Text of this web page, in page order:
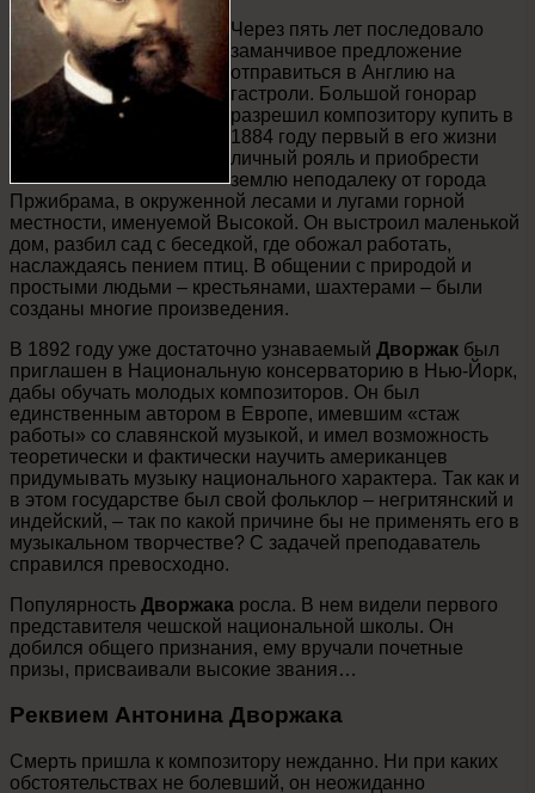
Через пять лет последовало
заманчивое предложение
отправиться в Англию на
гастроли. Большой гонорар
разрешил композитору купить в
1884 году первый в его жизни
личный рояль и приобрести
землю неподалеку от города
Пржибрама, в окруженной лесами и лугами горной
местности, именуемой Высокой. Он выстроил маленькой
дом, разбил сад с беседкой, где обожал работать,
наслаждаясь пением птиц. В общении с природой и
простыми людьми – крестьянами, шахтерами – были
созданы многие произведения.
В 1892 году уже достаточно узнаваемый Дворжак был
приглашен в Национальную консерваторию в Нью-Йорк,
дабы обучать молодых композиторов. Он был
единственным автором в Европе, имевшим «стаж
работы» со славянской музыкой, и имел возможность
теоретически и фактически научить американцев
придумывать музыку национального характера. Так как и
в этом государстве был свой фольклор – негритянский и
индейский, – так по какой причине бы не применять его в
музыкальном творчестве? С задачей преподаватель
справился превосходно.
Популярность Дворжака росла. В нем видели первого
представителя чешской национальной школы. Он
добился общего признания, ему вручали почетные
призы, присваивали высокие звания…
Реквием Антонина Дворжака
Смерть пришла к композитору нежданно. Ни при каких
обстоятельствах не болевший, он неожиданно